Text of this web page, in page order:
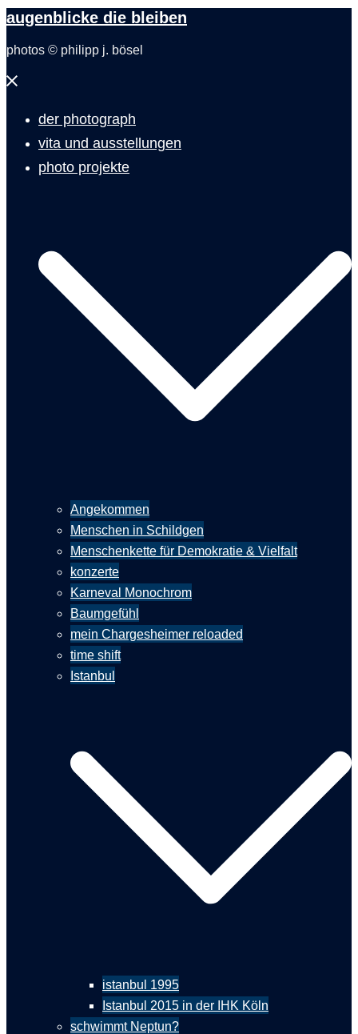
augenblicke die bleiben
photos © philipp j. bösel
Menü
der photograph
vita und ausstellungen
photo projekte
Angekommen
Menschen in Schildgen
Menschenkette für Demokratie & Vielfalt
konzerte
Karneval Monochrom
Baumgefühl
mein Chargesheimer reloaded
time shift
Istanbul
istanbul 1995
Istanbul 2015 in der IHK Köln
schwimmt Neptun?